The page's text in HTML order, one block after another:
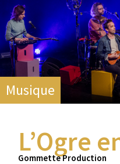
Musique
L’Ogre
Gommette Production